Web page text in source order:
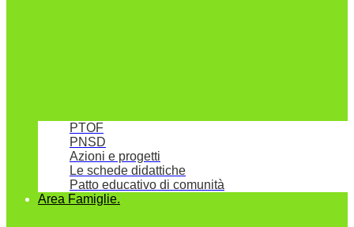
PTOF
PNSD
Azioni e progetti
Le schede didattiche
Patto educativo di comunità
Area Famiglie.